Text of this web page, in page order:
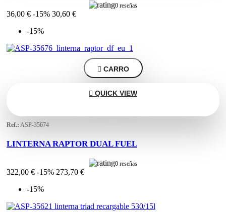
0 reseñas
36,00 € -15% 30,60 €
-15%
 CARRO
 QUICK VIEW
Ref.: ASP-35674
LINTERNA RAPTOR DUAL FUEL
0 reseñas
322,00 € -15% 273,70 €
-15%